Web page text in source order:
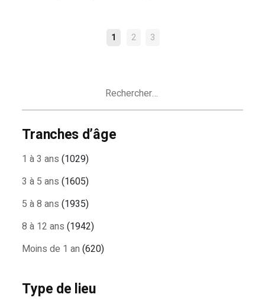
1 2 3
Tranches d’âge
1 à 3 ans (1029)
3 à 5 ans (1605)
5 à 8 ans (1935)
8 à 12 ans (1942)
Moins de 1 an (620)
Type de lieu